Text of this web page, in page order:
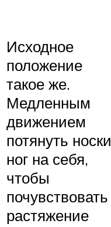
Исходное
положение
такое же.
Медленным
движением
потянуть носки
ног на себя,
чтобы
почувствовать
растяжение